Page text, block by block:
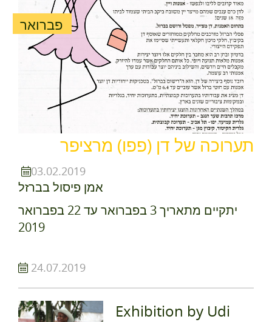
פברואר
תערוכה של דן (פפו) מרציפר
03.02.2019
אמן פיסול בברזל
יתקיים מתאריך 3 בפברואר עד 22 בפברואר
2019
24.07.2019
Exhibition by Udi